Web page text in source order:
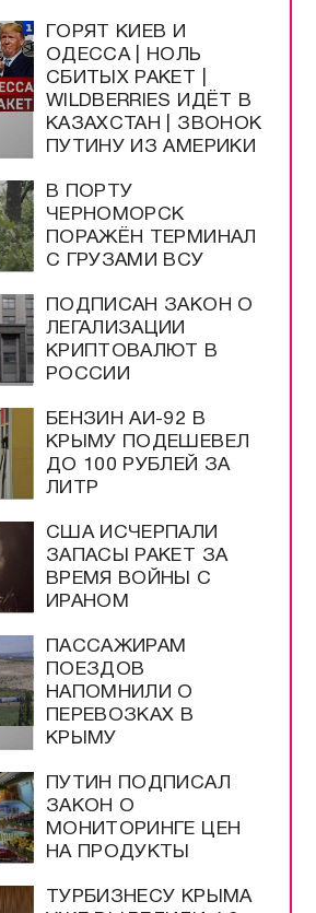
ГОРЯТ КИЕВ И
ОДЕССА | НОЛЬ
СБИТЫХ РАКЕТ |
WILDBERRIES ИДЁТ В
КАЗАХСТАН | ЗВОНОК
ПУТИНУ ИЗ АМЕРИКИ
В ПОРТУ
ЧЕРНОМОРСК
ПОРАЖЁН ТЕРМИНАЛ
С ГРУЗАМИ ВСУ
ПОДПИСАН ЗАКОН О
ЛЕГАЛИЗАЦИИ
КРИПТОВАЛЮТ В
РОССИИ
БЕНЗИН АИ-92 В
КРЫМУ ПОДЕШЕВЕЛ
ДО 100 РУБЛЕЙ ЗА
ЛИТР
США ИСЧЕРПАЛИ
ЗАПАСЫ РАКЕТ ЗА
ВРЕМЯ ВОЙНЫ С
ИРАНОМ
ПАССАЖИРАМ
ПОЕЗДОВ
НАПОМНИЛИ О
ПЕРЕВОЗКАХ В
КРЫМУ
ПУТИН ПОДПИСАЛ
ЗАКОН О
МОНИТОРИНГЕ ЦЕН
НА ПРОДУКТЫ
ТУРБИЗНЕСУ КРЫМА